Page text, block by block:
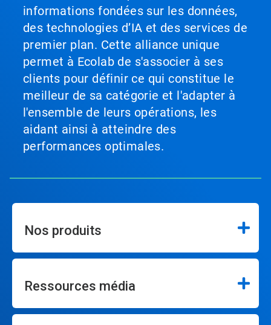
informations fondées sur les données,
des technologies d’IA et des services de
premier plan. Cette alliance unique
permet à Ecolab de s'associer à ses
clients pour définir ce qui constitue le
meilleur de sa catégorie et l'adapter à
l'ensemble de leurs opérations, les
aidant ainsi à atteindre des
performances optimales.
Nos produits
Ressources média